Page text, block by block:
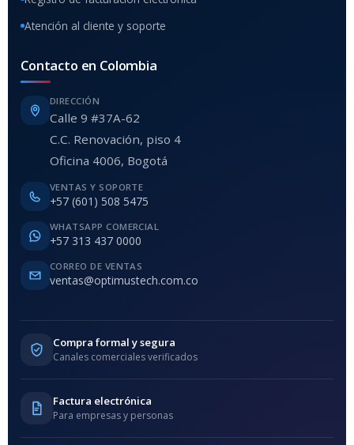
Atención al cliente y soporte
Contacto en Colombia
DIRECCIÓN
Calle 9 #37A-62
C.C. Renovación, piso 4
Oficina 4006, Bogotá
VENTAS Y SOPORTE
+57 (601) 508 5475
WHATSAPP COMERCIAL
+57 313 437 0000
CORREO DE VENTAS
ventas@optimustech.com.co
Compra formal y segura
Canales comerciales verificados
Factura electrónica
Para empresas y personas